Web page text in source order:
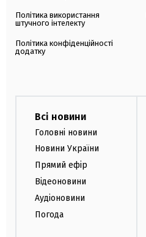
Політика використання
штучного інтелекту
Політика конфіденційності
додатку
Всі новини
Головні новини
Новини України
Прямий ефір
Відеоновини
Аудіоновини
Погода